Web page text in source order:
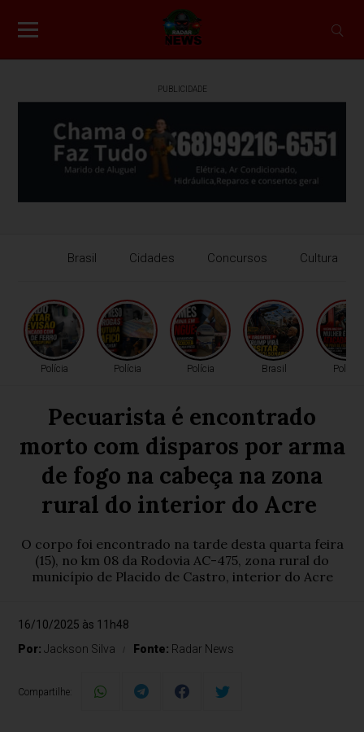
PUBLICIDADE
Brasil Cidades Concursos Cultura
Polícia Polícia Polícia Brasil Polícia
Pecuarista é encontrado
morto com disparos por arma
de fogo na cabeça na zona
rural do interior do Acre
O corpo foi encontrado na tarde desta quarta feira
(15), no km 08 da Rodovia AC-475, zona rural do
município de Placido de Castro, interior do Acre
16/10/2025 às 11h48
Por:Jackson Silva Fonte: Radar News
Compartilhe: